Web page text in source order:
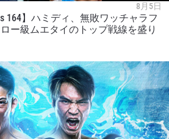
8月5日
164】ハミディ、無敗ワッチャラフ
ー級ムエタイのトップ戦線を盛り